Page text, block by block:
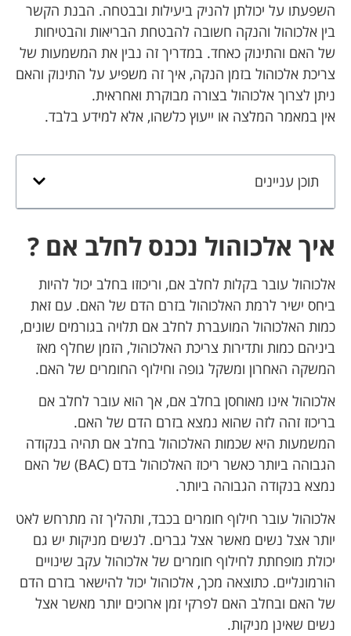
השפעתו על יכולתן להניק ביעילות ובבטחה. הבנת הקשר
בין אלכוהול והנקה חשובה להבטחת הבריאות והבטיחות
של האם והתינוק כאחד. במדריך זה נבין את המשמעות של
צריכת אלכוהול בזמן הנקה, איך זה משפיע על התינוק והאם
ניתן לצרוך אלכוהול בצורה מבוקרת ואחראית.
אין במאמר המלצה או ייעוץ כלשהו, אלא למידע בלבד.
תוכן עניינים
איך אלכוהול נכנס לחלב אם ?
אלכוהול עובר בקלות לחלב אם, וריכוזו בחלב יכול להיות
ביחס ישיר לרמת האלכוהול בזרם הדם של האם. עם זאת
כמות האלכוהול המועברת לחלב אם תלויה בגורמים שונים,
ביניהם כמות ותדירות צריכת האלכוהול, הזמן שחלף מאז
המשקה האחרון ומשקל גופה וחילוף החומרים של האם.
אלכוהול אינו מאוחסן בחלב אם, אך הוא עובר לחלב אם
בריכוז זהה לזה שהוא נמצא בזרם הדם של האם.
המשמעות היא שכמות האלכוהול בחלב אם תהיה בנקודה
הגבוהה ביותר כאשר ריכוז האלכוהול בדם (BAC) של האם
נמצא בנקודה הגבוהה ביותר.
אלכוהול עובר חילוף חומרים בכבד, ותהליך זה מתרחש לאט
יותר אצל נשים מאשר אצל גברים. לנשים מניקות יש גם
יכולת מופחתת לחילוף חומרים של אלכוהול עקב שינויים
הורמונליים. כתוצאה מכך, אלכוהול יכול להישאר בזרם הדם
של האם ובחלב האם לפרקי זמן ארוכים יותר מאשר אצל
נשים שאינן מניקות.